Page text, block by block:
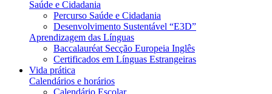
Saúde e Cidadania
Percurso Saúde e Cidadania
Desenvolvimento Sustentável “E3D”
Aprendizagem das Línguas
Baccalauréat Secção Europeia Inglês
Certificados em Línguas Estrangeiras
Vida prática
Calendários e horários